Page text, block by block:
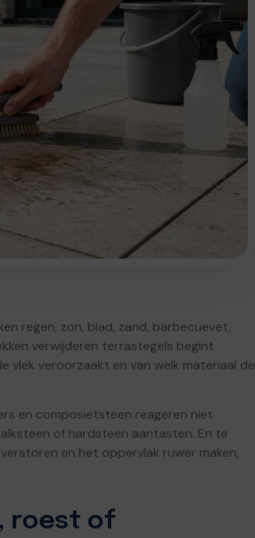
regen, zon, blad, zand, barbecuevet,
verwijderen terrastegels begint
vlek veroorzaakt en van welk materiaal de
en composietsteen reageren niet
of hardsteen aantasten. En te
en het oppervlak ruwer maken,
roest of